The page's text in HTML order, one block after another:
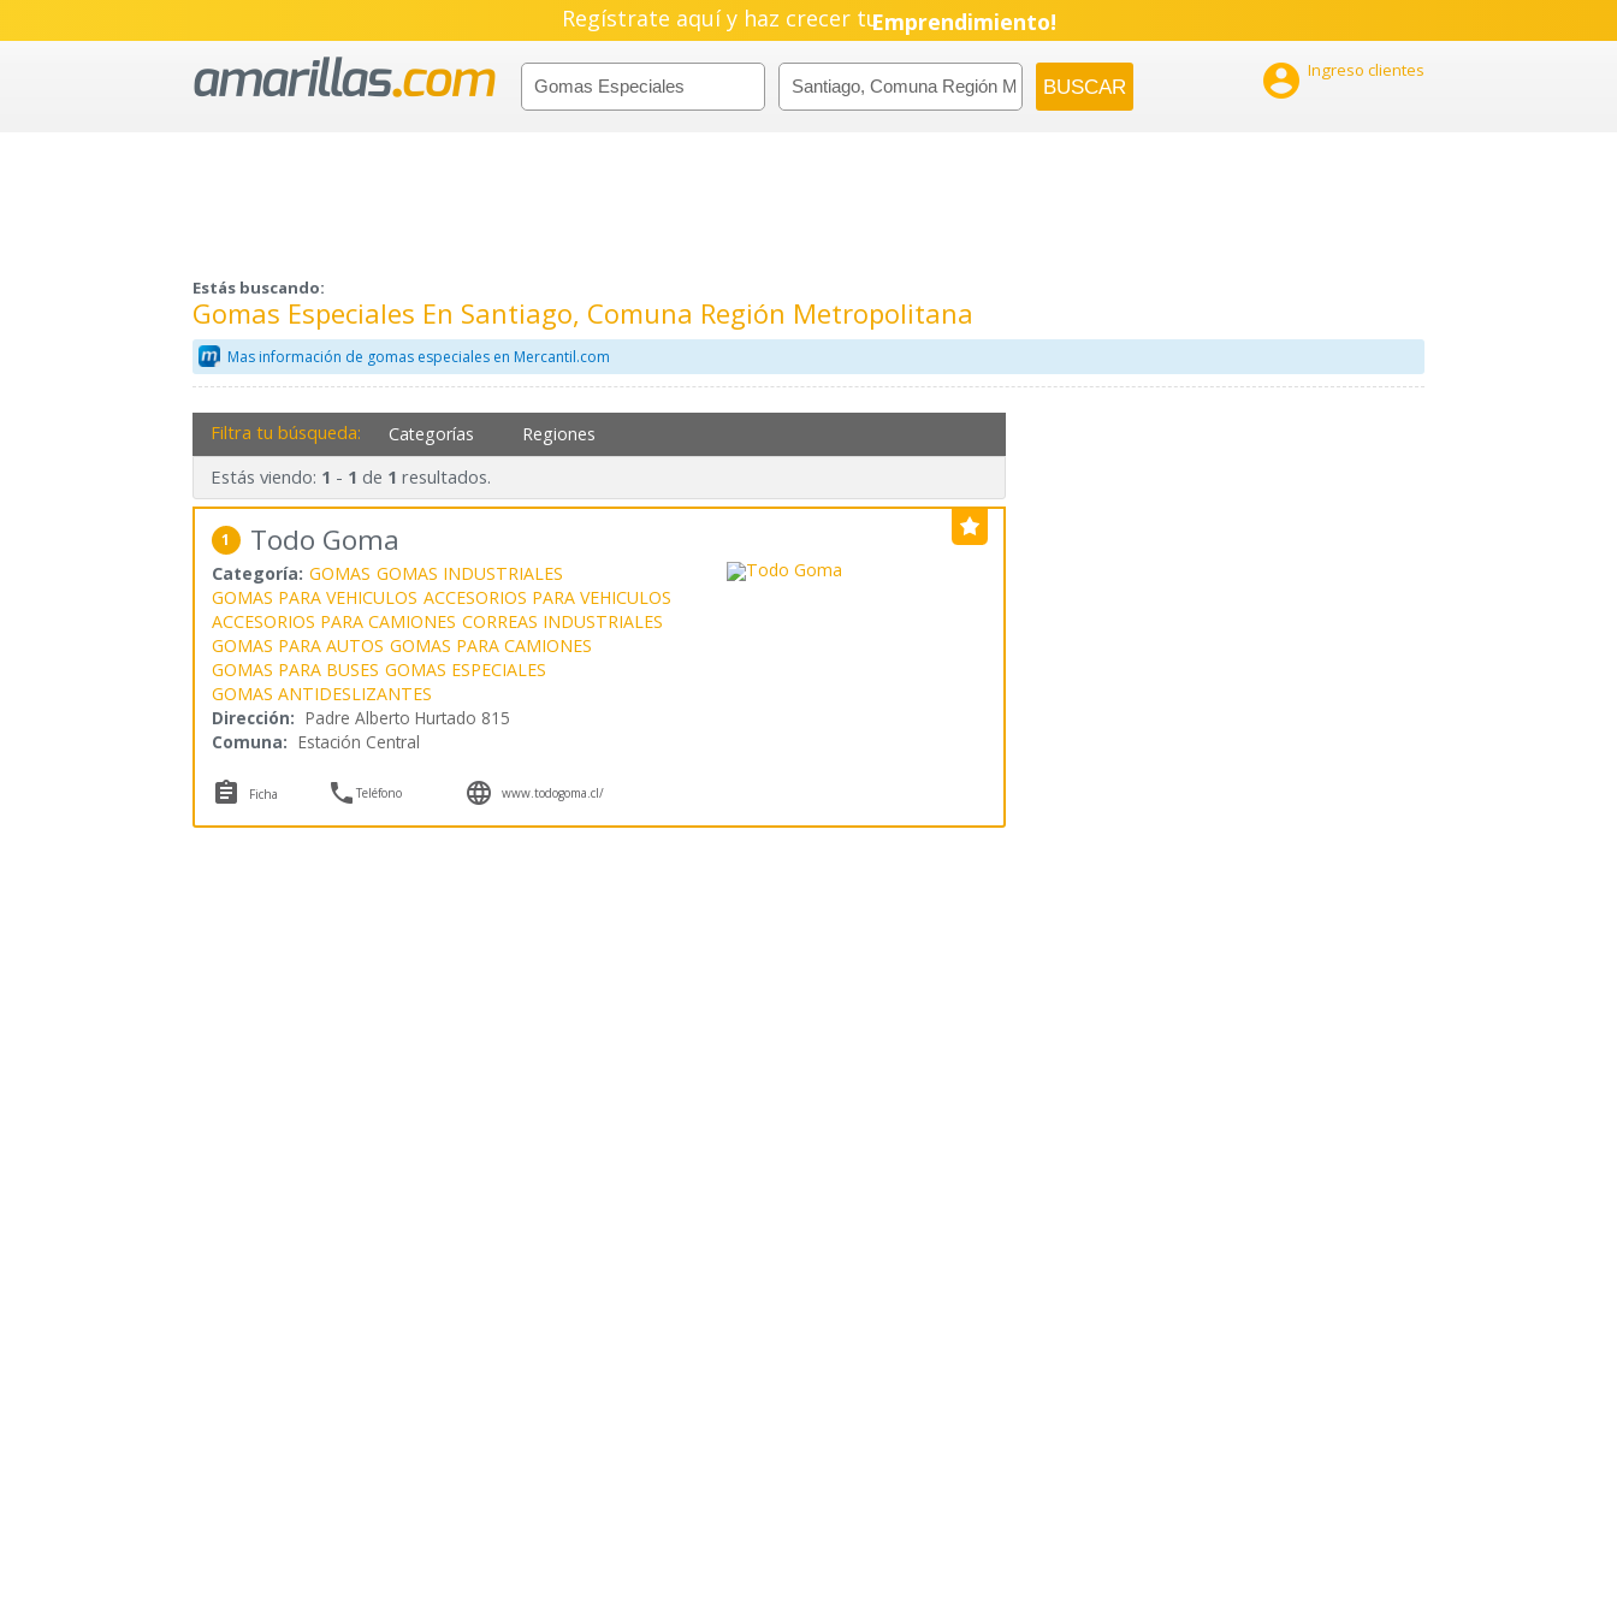
Regístrate aquí y haz crecer tuEmprendimiento!
 Ingreso clientes
Estás buscando:
Gomas Especiales En Santiago, Comuna Región Metropolitana
Mas información de gomas especiales en Mercantil.com
Filtra tu búsqueda: Categorías Regiones
Estás viendo: 1 - 1 de 1 resultados.
1 Todo Goma
Categoría: GOMAS GOMAS INDUSTRIALES
GOMAS PARA VEHICULOS ACCESORIOS PARA VEHICULOS
ACCESORIOS PARA CAMIONES CORREAS INDUSTRIALES
GOMAS PARA AUTOS GOMAS PARA CAMIONES
GOMAS PARA BUSES GOMAS ESPECIALES
GOMAS ANTIDESLIZANTES
Dirección: Padre Alberto Hurtado 815
Comuna: Estación Central
 Ficha Teléfono  www.todogoma.cl/